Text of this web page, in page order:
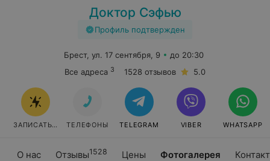
Доктор Сэфью
Профиль подтвержден
О нас Отзывы1528 Цены Фотогалерея
Брест, ул. 17 сентября, 9
до 20:30
Все адреса 3 1528 отзывов 5.0
ЗАПИСАТЬСЯ ТЕЛЕФОНЫ TELEGRAM VIBER WHATSAPP